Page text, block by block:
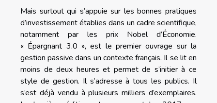
Mais surtout qui s’appuie sur les bonnes pratiques
d’investissement établies dans un cadre scientifique,
notamment par les prix Nobel d’Économie.
« Épargnant 3.0 », est le premier ouvrage sur la
gestion passive dans un contexte français. Il se lit en
moins de deux heures et permet de s’initier à ce
style de gestion. Il s’adresse à tous les publics. Il
s’est déjà vendu à plusieurs milliers d’exemplaires.